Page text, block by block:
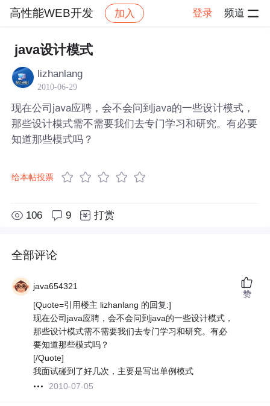
高性能WEB开发 加入 登录 频道
社区 高性能WEB开发
java设计模式
lizhanlang
2010-06-29
现在公司java应聘，会不会问到java的一些设计模式，
那些设计模式需不需要我们去专门学习和研究。有必要
知道那些模式吗？
给本帖投票
106 9 打赏
全部评论
java654321
[Quote=引用楼主 lizhanlang 的回复:]
现在公司java应聘，会不会问到java的一些设计模式，
那些设计模式需不需要我们去专门学习和研究。有必
要知道那些模式吗？
[/Quote]
我面试碰到了好几次，主要是写出单例模式
2010-07-05
赞